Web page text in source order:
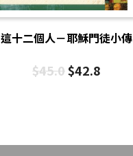
這十二個人－耶穌門徒小傳
$45.0$42.8